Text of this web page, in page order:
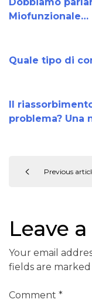
Miofunzionale…
Quale tipo di
Il
problema? Una
Previous
Leave
Your email
fields are marked
Comment *